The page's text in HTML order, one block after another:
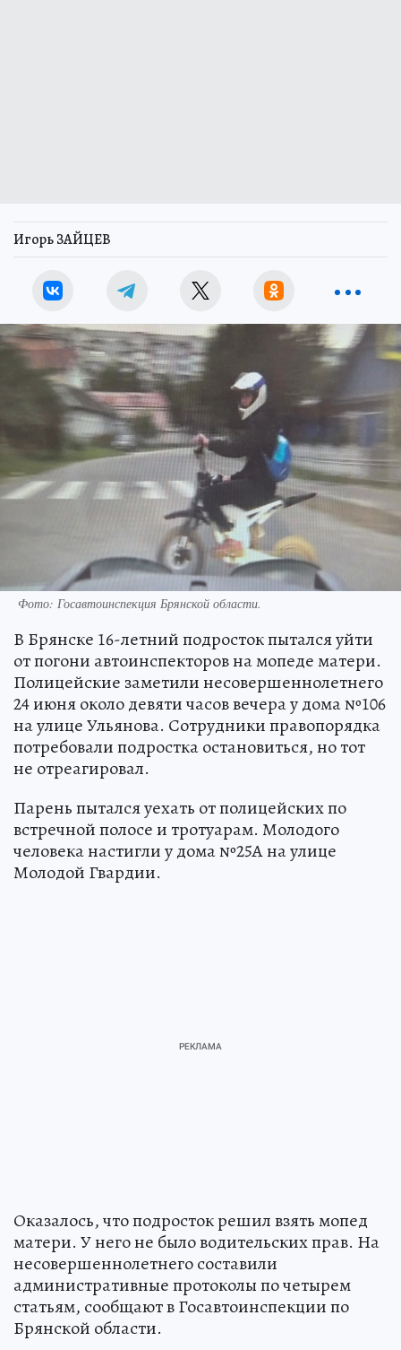
Игорь ЗАЙЦЕВ
Фото: Госавтоинспекция Брянской области.
В Брянске 16-летний подросток пытался уйти
от погони автоинспекторов на мопеде матери.
Полицейские заметили несовершеннолетнего
24 июня около девяти часов вечера у дома №106
на улице Ульянова. Сотрудники правопорядка
потребовали подростка остановиться, но тот
не отреагировал.
Парень пытался уехать от полицейских по
встречной полосе и тротуарам. Молодого
человека настигли у дома №25А на улице
Молодой Гвардии.
Оказалось, что подросток решил взять мопед
матери. У него не было водительских прав. На
несовершеннолетнего составили
административные протоколы по четырем
статьям, сообщают в Госавтоинспекции по
Брянской области.